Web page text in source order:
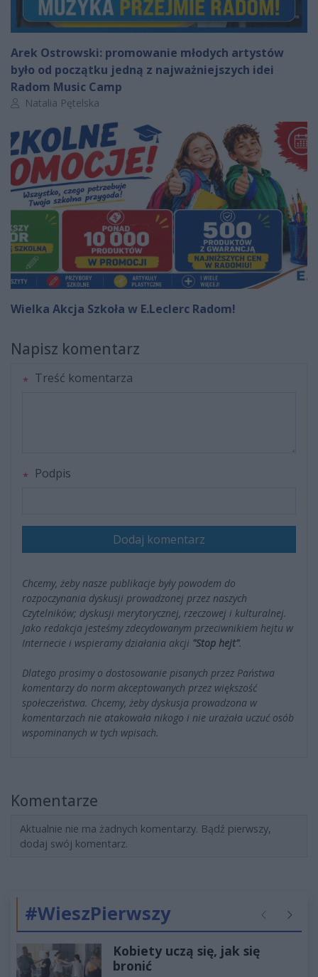
Arek Ostrowski: promowanie młodych artystów
było od początku jedną z najważniejszych idei
Radom Music Camp
Autor artykułu:
Natalia Pętelska
Wielka Akcja Szkoła w E.Leclerc Radom!
Napisz komentarz
Treść komentarza
Podpis
Dodaj komentarz
Chcemy, żeby nasze publikacje były powodem do
rozpoczynania dyskusji prowadzonej przez naszych
Czytelników; dyskusji merytorycznej, rzeczowej i kulturalnej.
Jako redakcja jesteśmy zdecydowanym przeciwnikiem hejtu w
Internecie i wspieramy działania akcji "Stop hejt".
Dlatego prosimy o dostosowanie pisanych przez Państwa
komentarzy do norm akceptowanych przez większość
społeczeństwa. Chcemy, żeby dyskusja prowadzona w
komentarzach nie atakowała nikogo i nie urażała uczuć osób
wspominanych w tych wpisach.
Komentarze
Aktualnie nie ma żadnych komentarzy. Bądź pierwszy,
dodaj swój komentarz.
#WieszPierwszy Poprzednie
Kobiety uczą się, jak się
bronić